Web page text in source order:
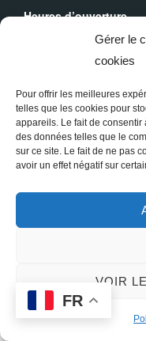
Gérer le
cookies
Pour offrir les meilleures
telles que les cookies pour
appareils. Le fait de
des données telles que le
sur ce site. Le fait de ne pas
avoir un effet négatif sur
VOIR
Heures d’ouverture
Du lundi au dimanche
Messes Dominicales
Dimanche, messe à
Copyright ©
FR